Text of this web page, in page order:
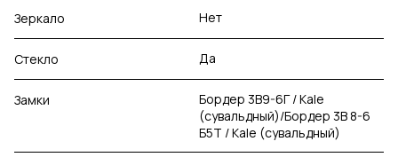
Зеркало Нет
Стекло Да
Замки
Бордер 3В9-6Г / Kale
(сувальдный)/Бордер 3В 8-6
Б5Т / Kale (сувальдный)